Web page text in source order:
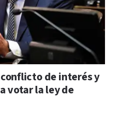
de interés y
votar la ley de